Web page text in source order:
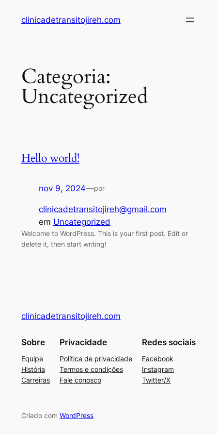
clinicadetransitojireh.com
Categoria:
Uncategorized
Hello world!
nov 9, 2024—por
clinicadetransitojireh@gmail.com
em Uncategorized
Welcome to WordPress. This is your first post. Edit or
delete it, then start writing!
clinicadetransitojireh.com
Sobre
Equipe
História
Carreiras
Privacidade
Política de privacidade
Termos e condições
Fale conosco
Redes sociais
Facebook
Instagram
Twitter/X
Criado com WordPress